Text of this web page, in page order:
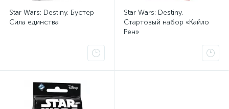
Star Wars: Destiny. Бустер
Сила единства
Star Wars: Destiny.
Стартовый набор «Кайло
Рен»